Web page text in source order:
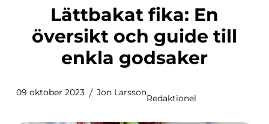
Lättbakat fika: En
översikt och guide till
enkla godsaker
09 oktober 2023 Jon Larsson
Redaktionel